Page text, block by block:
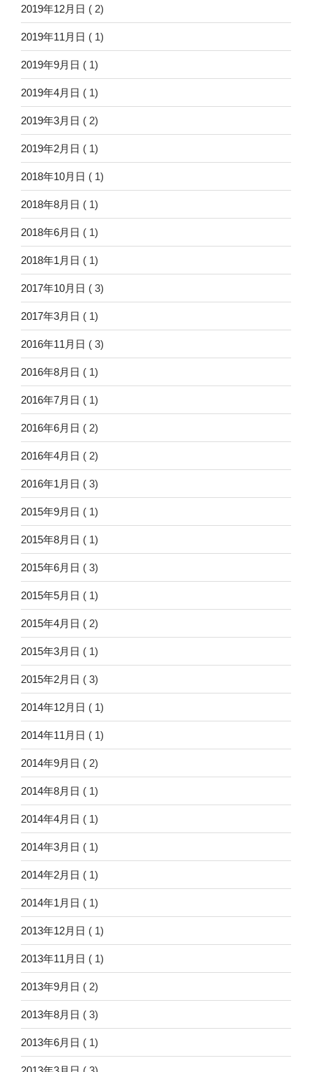
2019年12月日 ( 2)
2019年11月日 ( 1)
2019年9月日 ( 1)
2019年4月日 ( 1)
2019年3月日 ( 2)
2019年2月日 ( 1)
2018年10月日 ( 1)
2018年8月日 ( 1)
2018年6月日 ( 1)
2018年1月日 ( 1)
2017年10月日 ( 3)
2017年3月日 ( 1)
2016年11月日 ( 3)
2016年8月日 ( 1)
2016年7月日 ( 1)
2016年6月日 ( 2)
2016年4月日 ( 2)
2016年1月日 ( 3)
2015年9月日 ( 1)
2015年8月日 ( 1)
2015年6月日 ( 3)
2015年5月日 ( 1)
2015年4月日 ( 2)
2015年3月日 ( 1)
2015年2月日 ( 3)
2014年12月日 ( 1)
2014年11月日 ( 1)
2014年9月日 ( 2)
2014年8月日 ( 1)
2014年4月日 ( 1)
2014年3月日 ( 1)
2014年2月日 ( 1)
2014年1月日 ( 1)
2013年12月日 ( 1)
2013年11月日 ( 1)
2013年9月日 ( 2)
2013年8月日 ( 3)
2013年6月日 ( 1)